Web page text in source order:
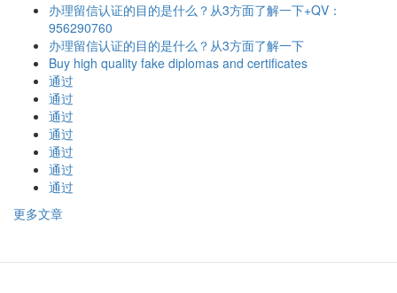
办理留信认证的目的是什么？从3方面了解一下+QV：
956290760
办理留信认证的目的是什么？从3方面了解一下
Buy high quality fake diplomas and certificates
通过
通过
通过
通过
通过
通过
通过
更多文章